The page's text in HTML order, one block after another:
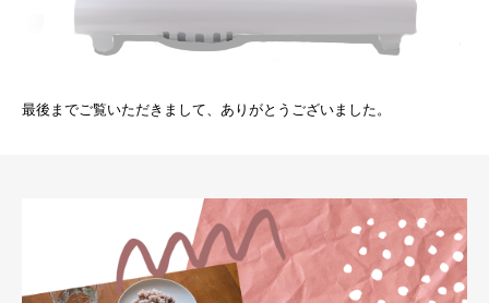
最後までご覧いただきまして、ありがとうございました。